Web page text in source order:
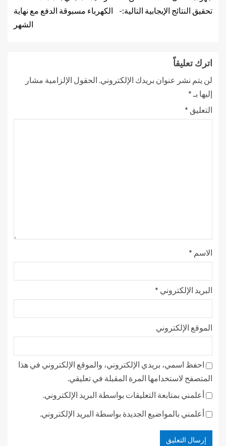
تحقيق النتائج الإيجابية التالية:-
الكهرباء مسبوقة الدفع مع نهاية
الشهر
اترك تعليقاً
لن يتم نشر عنوان بريدك الإلكتروني. الحقول الإلزامية مشار
إليها بـ *
التعليق *
الاسم *
البريد الإلكتروني *
الموقع الإلكتروني
احفظ اسمي، بريدي الإلكتروني، والموقع الإلكتروني في هذا
المتصفح لاستخدامها المرة المقبلة في تعليقي.
أعلمني بمتابعة التعليقات بواسطة البريد الإلكتروني.
أعلمني بالمواضيع الجديدة بواسطة البريد الإلكتروني.